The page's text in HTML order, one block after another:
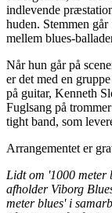
indlevende
huden. Stemmen
mellem blues-
Når hun går på
er det med en
på guitar, Kenneth
Fuglsang på
tight band, som
Arrangementet er
Lidt om '1000 meter
afholder Viborg
meter blues' i